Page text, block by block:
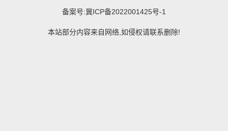
备案号:冀ICP备2022001425号-1
本站部分内容来自网络,如侵权请联系删除!